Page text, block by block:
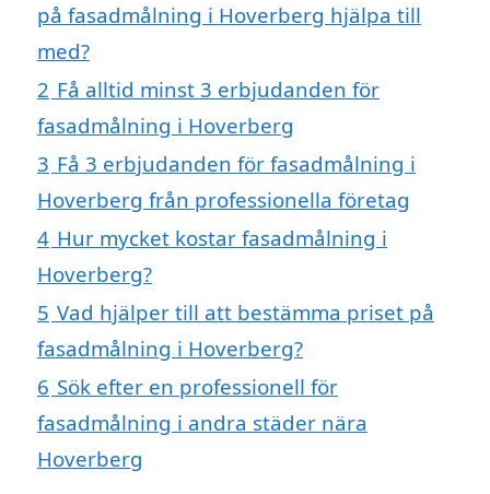
på fasadmålning i Hoverberg hjälpa till
med?
2 Få alltid minst 3 erbjudanden för
fasadmålning i Hoverberg
3 Få 3 erbjudanden för fasadmålning i
Hoverberg från professionella företag
4 Hur mycket kostar fasadmålning i
Hoverberg?
5 Vad hjälper till att bestämma priset på
fasadmålning i Hoverberg?
6 Sök efter en professionell för
fasadmålning i andra städer nära
Hoverberg